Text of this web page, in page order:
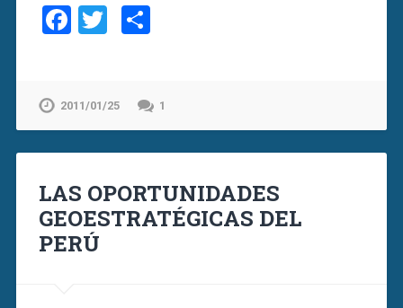
Facebook
Twitter
2011/01/25 1
LAS OPORTUNIDADES
GEOESTRATÉGICAS DEL
PERÚ